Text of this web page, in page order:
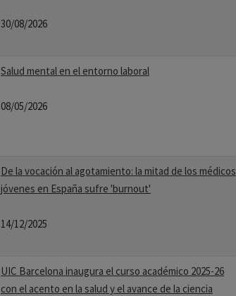
30/08/2026
Salud mental en el entorno laboral
08/05/2026
De la vocación al agotamiento: la mitad de los médicos
jóvenes en España sufre 'burnout'
14/12/2025
UIC Barcelona inaugura el curso académico 2025-26
con el acento en la salud y el avance de la ciencia